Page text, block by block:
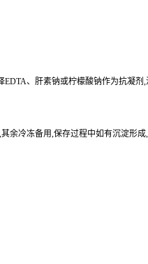
、肝素钠或柠檬酸钠作为抗凝剂
余冷冻备用,保存过程中如有沉淀形